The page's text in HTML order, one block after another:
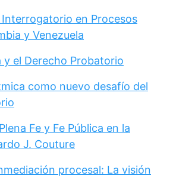
en Procesos
y Venezuela
y el Derecho Probatorio
como nuevo desafío del
Fe y Fe Pública en la
J. Couture
procesal: La visión